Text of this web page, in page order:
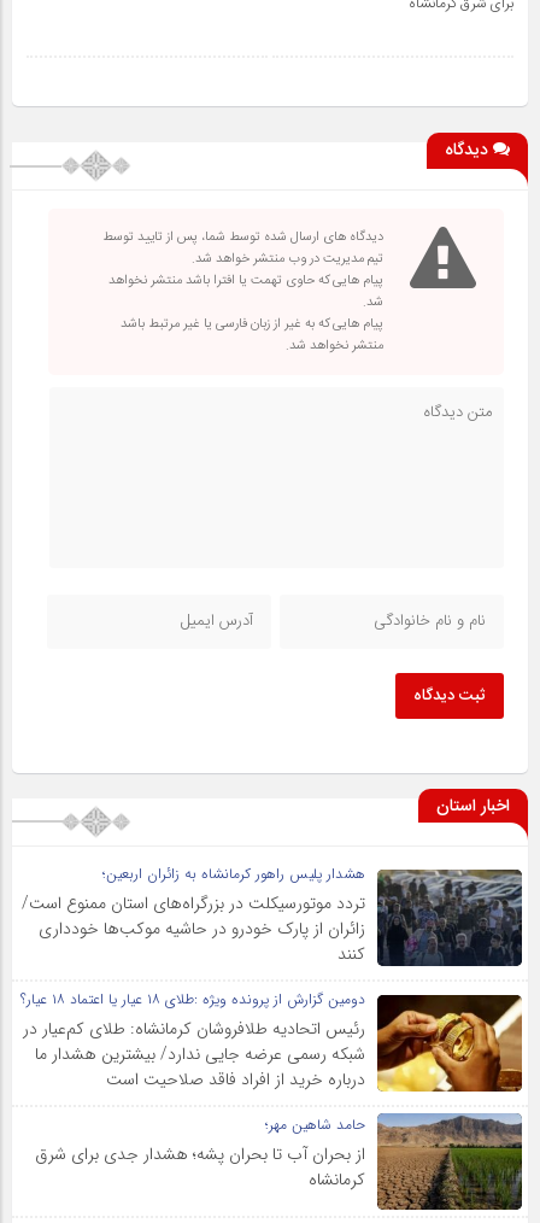
دیدگاه
دیدگاه های ارسال شده توسط شما، پس از تایید توسط
تیم مدیریت در وب منتشر خواهد شد.
پیام هایی که حاوی تهمت یا افترا باشد منتشر نخواهد
شد.
پیام هایی که به غیر از زبان فارسی یا غیر مرتبط باشد
منتشر نخواهد شد.
ثبت دیدگاه
اخبار استان
هشدار پلیس راهور کرمانشاه به زائران اربعین؛
تردد موتورسیکلت در بزرگراه‌های استان ممنوع است/
زائران از پارک خودرو در حاشیه موکب‌ها خودداری
کنند
دومین گزارش از پرونده ویژه :طلای ۱۸ عیار یا اعتماد ۱۸ عیار؟
رئیس اتحادیه طلافروشان کرمانشاه: طلای کم‌عیار در
شبکه رسمی عرضه جایی ندارد/ بیشترین هشدار ما
درباره خرید از افراد فاقد صلاحیت است
حامد شاهین مهر؛
از بحران آب تا بحران پشه؛ هشدار جدی برای شرق
کرمانشاه